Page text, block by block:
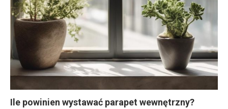
Ile powinien wystawać parapet wewnętrzny?